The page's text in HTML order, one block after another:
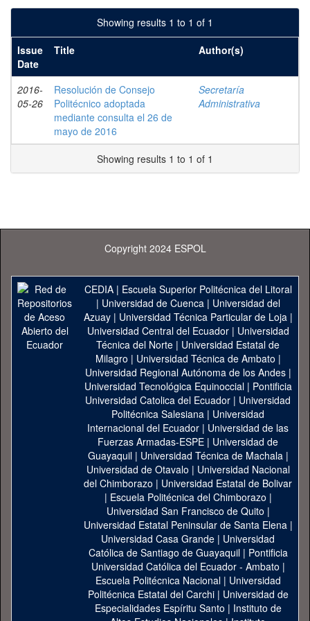
Showing results 1 to 1 of 1
Issue
Date
Title Author(s)
2016-
05-26
Resolución de Consejo
Politécnico adoptada
mediante consulta el 26 de
mayo de 2016
Secretaría
Administrativa
Showing results 1 to 1 of 1
Copyright 2024 ESPOL
CEDIA| Escuela Superior Politécnica del Litoral
| Universidad de Cuenca| Universidad del
Azuay| Universidad Técnica Particular de Loja|
Universidad Central del Ecuador| Universidad
Técnica del Norte | Universidad Estatal de
Milagro | Universidad Técnica de Ambato |
Universidad Regional Autónoma de los Andes|
Universidad Tecnológica Equinoccial| Pontificia
Universidad Catolica del Ecuador | Universidad
Politécnica Salesiana | Universidad
Internacional del Ecuador | Universidad de las
Fuerzas Armadas-ESPE | Universidad de
Guayaquil| Universidad Técnica de Machala|
Universidad de Otavalo | Universidad Nacional
del Chimborazo | Universidad Estatal de Bolivar
| Escuela Politécnica del Chimborazo |
Universidad San Francisco de Quito |
Universidad Estatal Peninsular de Santa Elena|
Universidad Casa Grande | Universidad
Católica de Santiago de Guayaquil| Pontificia
Universidad Católica del Ecuador - Ambato |
Escuela Politécnica Nacional| Universidad
Politécnica Estatal del Carchi| Universidad de
Especialidades Espíritu Santo | Instituto de